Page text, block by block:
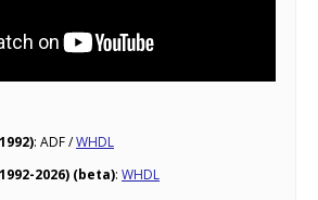
: ADF /WHDL
2026) (beta): WHDL